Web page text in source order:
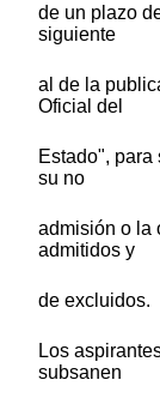
de un plazo
siguiente
al de la
Oficial del
Estado",
su no
admisión o la
admitidos y
de excluidos.
Los
subsanen